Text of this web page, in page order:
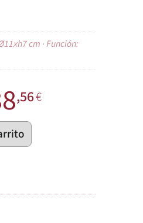
cm · Función:
,56€